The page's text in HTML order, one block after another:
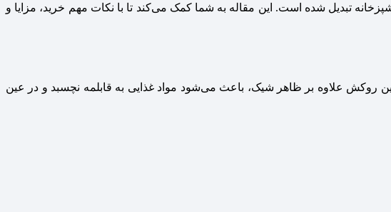
تبدیل شده است. این مقاله به شما کمک می‌کند تا با نکات مهم خرید، مزایا و
روکش علاوه بر ظاهر شیک، باعث می‌شود مواد غذایی به قابلمه نچسبد و در عین